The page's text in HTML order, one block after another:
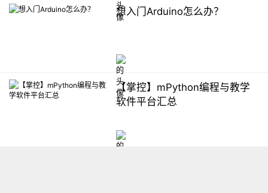
想入门Arduino怎么办？
【掌控】mPython编程与教学
软件平台汇总